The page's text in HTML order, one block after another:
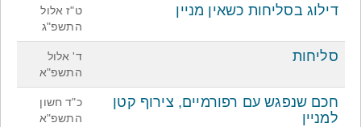
דילוג בסליחות כשאין מניין
ט"ז אלול
התשפ"ג
סליחות
ד' אלול
התשפ"א
חכם שנפגש עם רפורמיים, צירוף קטן
למניין
כ"ד חשון
התשפ"א